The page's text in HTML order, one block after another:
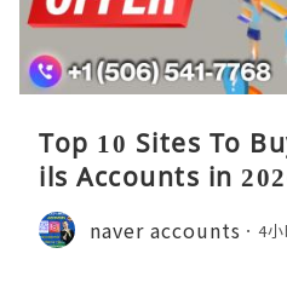
Top 10 Sites To
ils Accounts in
naver accounts 4